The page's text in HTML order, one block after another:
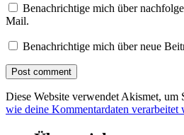
Benachrichtige mich über
Mail.
Benachrichtige mich über neue
Diese Website verwendet Akismet, um
wie deine Kommentardaten verarbeitet